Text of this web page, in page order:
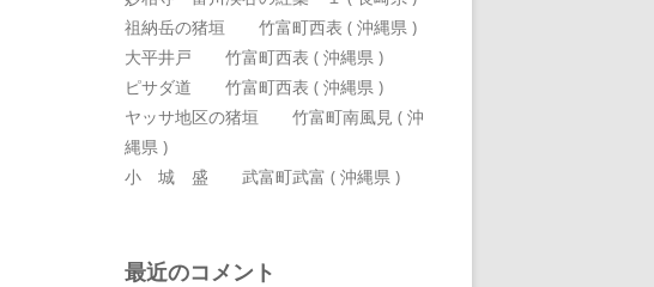
祖納岳の猪垣 竹富町西表 ( 沖縄県 )
大平井戸 竹富町西表 ( 沖縄県 )
ピサダ道 竹富町西表 ( 沖縄県 )
ヤッサ地区の猪垣 竹富町南風見 ( 沖
縄県 )
小 城 盛 武富町武富 ( 沖縄県 )
最近のコメント